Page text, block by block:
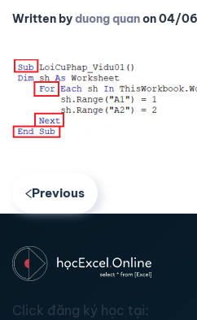
Written byduong quanon04/
Previous
Click đăng ký học tại: